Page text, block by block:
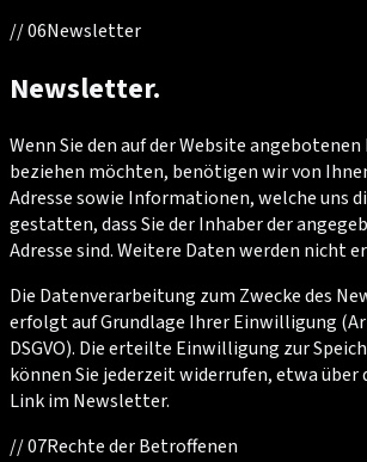
//06Newsletter
Newsletter.
Wenn Sie den auf der Website
beziehen möchten, benötigen wir von
Adresse sowie Informationen, welche uns
gestatten, dass Sie der Inhaber der
Adresse sind. Weitere Daten werden nicht
Die Datenverarbeitung zum Zwecke des
erfolgt auf Grundlage Ihrer Einwilligung
DSGVO). Die erteilte Einwilligung zur
können Sie jederzeit widerrufen, etwa über
Link im Newsletter.
//07Rechte der Betroffenen